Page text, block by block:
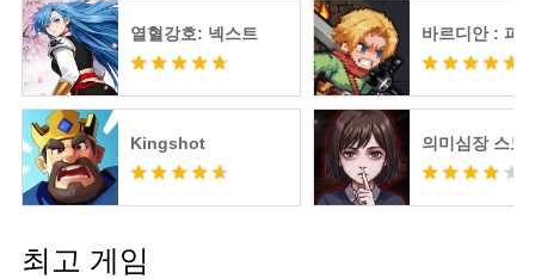
열혈강호: 넥스트 바르디안 : 피
Kingshot 의미심장 스토
최고 게임